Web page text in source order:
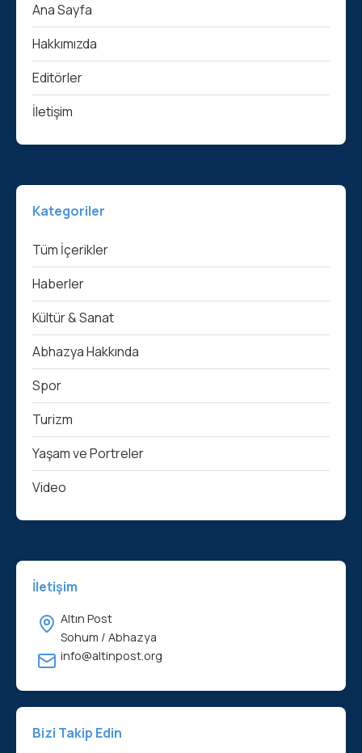
Ana Sayfa
Hakkımızda
Editörler
İletişim
Kategoriler
Tüm İçerikler
Haberler
Kültür & Sanat
Abhazya Hakkında
Spor
Turizm
Yaşam ve Portreler
Video
İletişim
Altın Post
Sohum / Abhazya
info@altinpost.org
Bizi Takip Edin